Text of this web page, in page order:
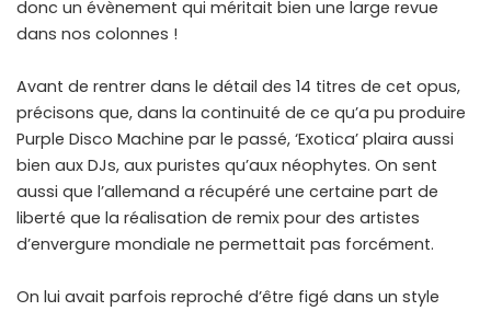
donc un évènement qui méritait bien une large revue
dans nos colonnes !
Avant de rentrer dans le détail des 14 titres de cet opus,
précisons que, dans la continuité de ce qu’a pu produire
Purple Disco Machine par le passé, ‘Exotica’ plaira aussi
bien aux DJs, aux puristes qu’aux néophytes. On sent
aussi que l’allemand a récupéré une certaine part de
liberté que la réalisation de remix pour des artistes
d’envergure mondiale ne permettait pas forcément.
On lui avait parfois reproché d’être figé dans un style